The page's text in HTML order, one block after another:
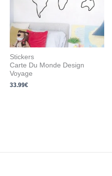
Stickers
Carte Du Monde Design
Voyage
33.99€